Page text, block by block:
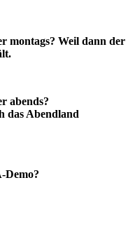
montags? Weil dann der
abends?
das Abendland
Demo?